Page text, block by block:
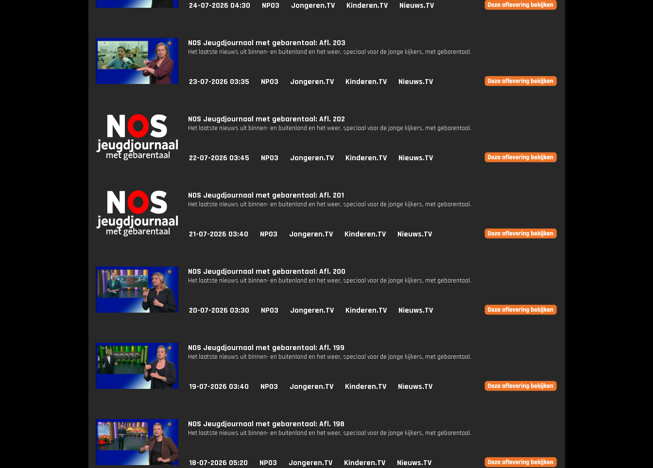
24-07-2026 04:30 NPO3 Jongeren.TV Kinderen.TV Nieuws.TV
NOS Jeugdjournaal met gebarentaal: Afl. 203
Het laatste nieuws uit binnen- en buitenland en het weer, speciaal voor de jonge kijkers, met gebarentaal.
23-07-2026 03:35 NPO3 Jongeren.TV Kinderen.TV Nieuws.TV
NOS Jeugdjournaal met gebarentaal: Afl. 202
Het laatste nieuws uit binnen- en buitenland en het weer, speciaal voor de jonge kijkers, met gebarentaal.
22-07-2026 03:45 NPO3 Jongeren.TV Kinderen.TV Nieuws.TV
NOS Jeugdjournaal met gebarentaal: Afl. 201
Het laatste nieuws uit binnen- en buitenland en het weer, speciaal voor de jonge kijkers, met gebarentaal.
21-07-2026 03:40 NPO3 Jongeren.TV Kinderen.TV Nieuws.TV
NOS Jeugdjournaal met gebarentaal: Afl. 200
Het laatste nieuws uit binnen- en buitenland en het weer, speciaal voor de jonge kijkers, met gebarentaal.
20-07-2026 03:30 NPO3 Jongeren.TV Kinderen.TV Nieuws.TV
NOS Jeugdjournaal met gebarentaal: Afl. 199
Het laatste nieuws uit binnen- en buitenland en het weer, speciaal voor de jonge kijkers, met gebarentaal.
19-07-2026 03:40 NPO3 Jongeren.TV Kinderen.TV Nieuws.TV
NOS Jeugdjournaal met gebarentaal: Afl. 198
Het laatste nieuws uit binnen- en buitenland en het weer, speciaal voor de jonge kijkers, met gebarentaal.
18-07-2026 05:20 NPO3 Jongeren.TV Kinderen.TV Nieuws.TV